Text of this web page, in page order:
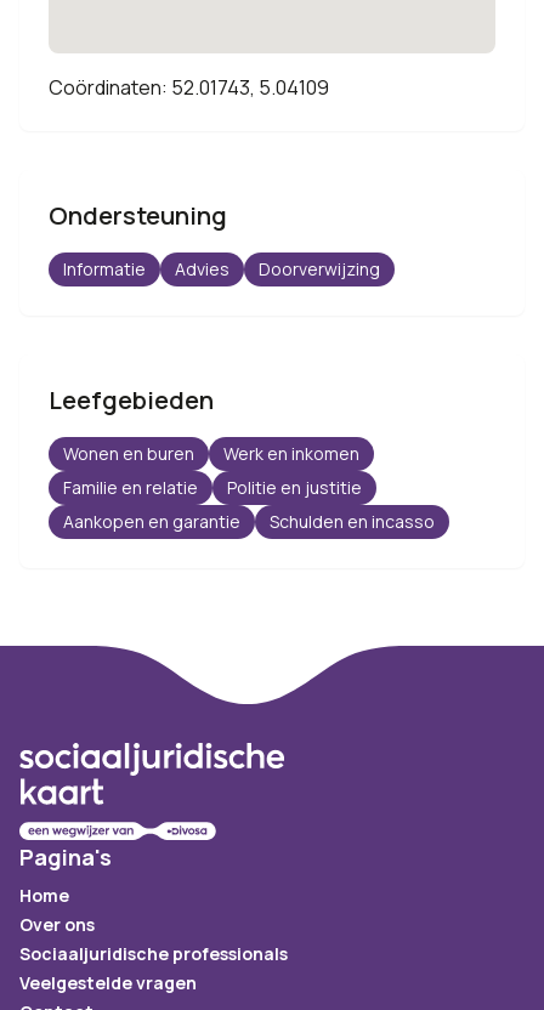
Coördinaten: 52.01743, 5.04109
Ondersteuning
Informatie Advies Doorverwijzing
Leefgebieden
Wonen en buren
Werk en inkomen
Familie en relatie
Politie en justitie
Aankopen en garantie
Schulden en incasso
Pagina's
Home
Over ons
Sociaaljuridische professionals
Veelgestelde vragen